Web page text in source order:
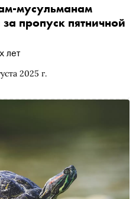
2025 г.
мусульманам
пропуск пятничной
лет